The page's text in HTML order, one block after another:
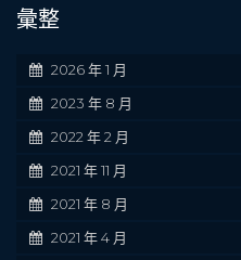
彙整
2026 年 1 月
2023 年 8 月
2022 年 2 月
2021 年 11 月
2021 年 8 月
2021 年 4 月